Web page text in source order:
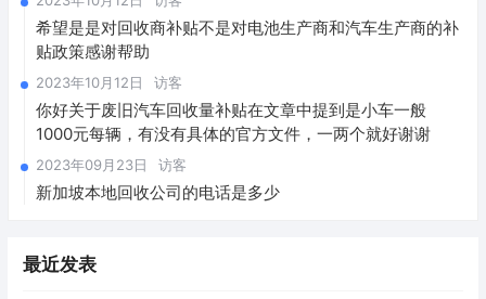
希望是是对回收商补贴不是对电池生产商和汽车生产商的补
贴政策感谢帮助
2023年10月12日 访客
你好关于废旧汽车回收量补贴在文章中提到是小车一般
1000元每辆，有没有具体的官方文件，一两个就好谢谢
2023年09月23日 访客
新加坡本地回收公司的电话是多少
最近发表